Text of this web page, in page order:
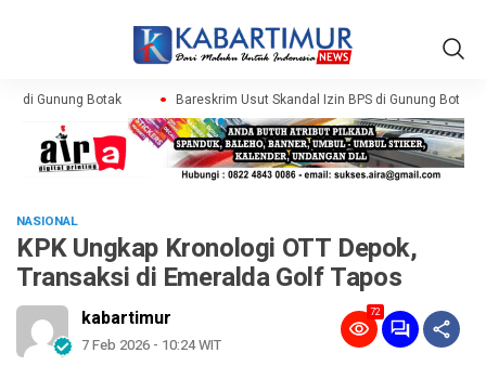
di Gunung Botak Bareskrim Usut Skandal Izin BPS di Gunung Botak
NASIONAL
KPK Ungkap Kronologi OTT Depok,
Transaksi di Emeralda Golf Tapos
kabartimur
7 Feb 2026 - 10:24 WIT
72